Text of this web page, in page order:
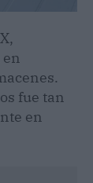
fue tan
en